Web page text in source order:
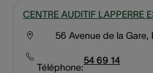
CENTRE AUDITIF LAPPERRE
56 Avenue de la
Téléphone:
54 69 14